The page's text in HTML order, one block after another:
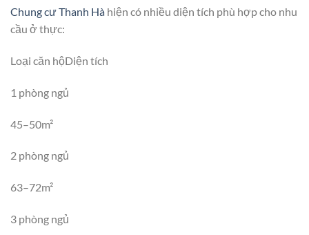
Chung cư Thanh Hà hiện có nhiều diện tích phù hợp cho nhu
cầu ở thực:
Loại căn hộDiện tích
1 phòng ngủ
45–50m²
2 phòng ngủ
63–72m²
3 phòng ngủ